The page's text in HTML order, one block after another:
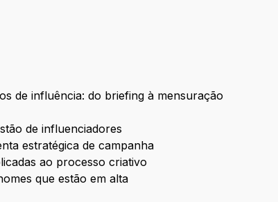
de influência: do briefing à mensuração
de influenciadores
estratégica de campanha
ao processo criativo
que estão em alta